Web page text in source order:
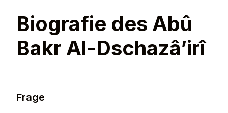
Biografie des Abû
Bakr Al-Dschazâ’irî
Frage